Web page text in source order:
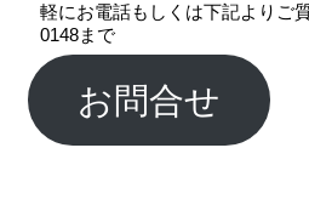
軽にお電話もしくは下記よりご
0148まで
お問合せ